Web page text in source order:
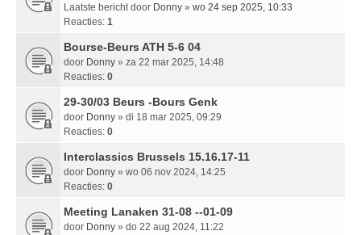
Laatste bericht door Donny » wo 24 sep 2025, 10:33
Reacties: 1
Bourse-Beurs ATH 5-6 04
door Donny » za 22 mar 2025, 14:48
Reacties: 0
29-30/03 Beurs -Bours Genk
door Donny » di 18 mar 2025, 09:29
Reacties: 0
Interclassics Brussels 15.16.17-11
door Donny » wo 06 nov 2024, 14:25
Reacties: 0
Meeting Lanaken 31-08 --01-09
door Donny » do 22 aug 2024, 11:22